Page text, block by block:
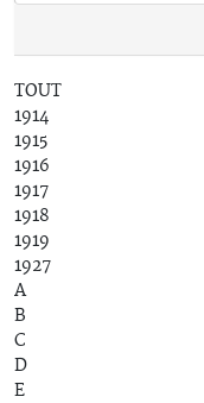
TOUT
1914
1915
1916
1917
1918
1919
1927
A
B
C
D
E